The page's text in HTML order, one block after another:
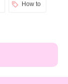
How to